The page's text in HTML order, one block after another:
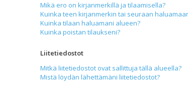
Mikä ero on kirjanmerkillä ja tilaamisella?
Kuinka teen kirjanmerkin tai seuraan
Kuinka tilaan haluamani alueen?
Kuinka poistan tilaukseni?
Liitetiedostot
Mitkä liitetiedostot ovat sallittuja tällä alueella?
Mistä löydän lähettämäni liitetiedostot?